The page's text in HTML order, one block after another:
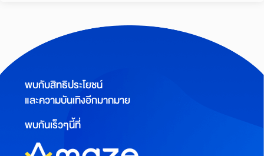
พบกับสิทธิประโยชน์
และความบันเทิงอีกมากมาย
พบกันเร็วๆนี้ที่